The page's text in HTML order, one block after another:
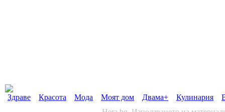
Здраве Красота Мода Моят дом Двама+ Кулинария